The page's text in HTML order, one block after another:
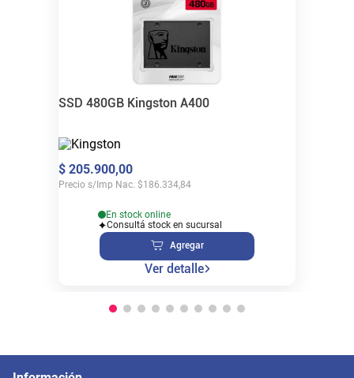
SSD 480GB Kingston A400
$ 205.900,00
Precio s/Imp Nac. $186.334,84
En stock online
Consultá stock en sucursal
Agregar
Ver detalle